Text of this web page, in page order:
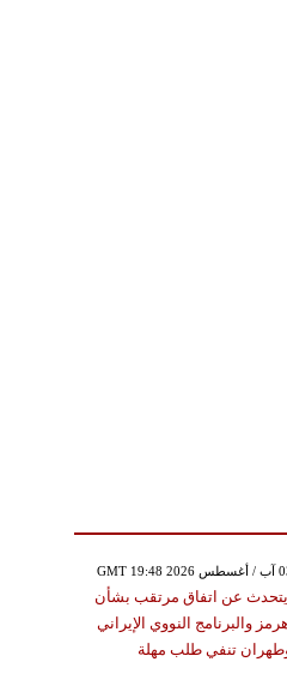
عن اتفاق مرتقب بشأن
والبرنامج النووي الإيراني
تنفي طلب مهلة